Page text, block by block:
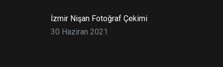
İzmir Nişan Fotoğraf Çekimi
30 Haziran 2021